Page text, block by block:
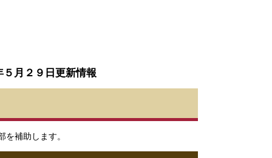
月２９日更新情報
補助します。